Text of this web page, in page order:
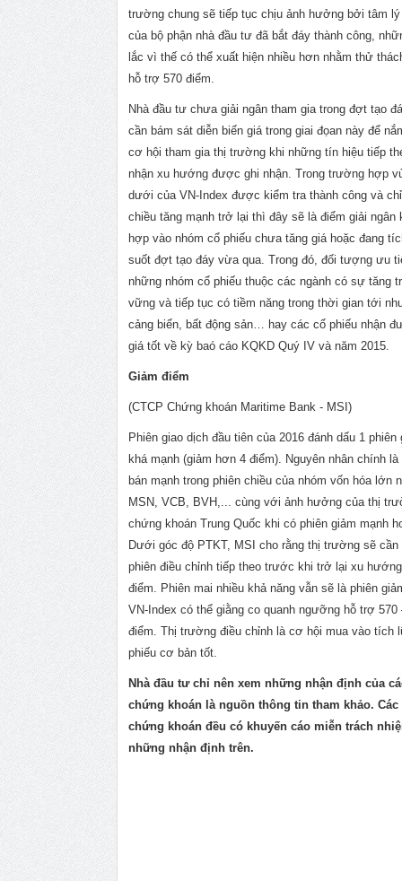
trường chung sẽ tiếp tục chịu ảnh hưởng bởi tâm
của bộ phận nhà đầu tư đã bắt đáy thành công,
lắc vì thế có thể xuất hiện nhiều hơn nhằm thử
hỗ trợ 570 điểm.
Nhà đầu tư chưa giải ngân tham gia trong đợt tạo
cần bám sát diễn biến giá trong giai đọan này để
cơ hội tham gia thị trường khi những tín hiệu tiếp
nhận xu hướng được ghi nhận. Trong trường hợp
dưới của VN-Index được kiểm tra thành công và
chiều tăng mạnh trở lại thì đây sẽ là điểm giải ngân
hợp vào nhóm cổ phiếu chưa tăng giá hoặc đang
suốt đợt tạo đáy vừa qua. Trong đó, đối tượng ưu
những nhóm cổ phiếu thuộc các ngành có sự tăng
vững và tiếp tục có tiềm năng trong thời gian tới
cảng biển, bất động sản… hay các cổ phiếu nhận
giá tốt về kỳ baó cáo KQKD Quý IV và năm 2015.
Giảm điểm
(CTCP Chứng khoán Maritime Bank - MSI)
Phiên giao dịch đầu tiên của 2016 đánh dấu 1 phiên
khá mạnh (giảm hơn 4 điểm). Nguyên nhân chính
bán mạnh trong phiên chiều của nhóm vốn hóa lớn
MSN, VCB, BVH,... cùng với ảnh hưởng của thị
chứng khoán Trung Quốc khi có phiên giảm mạnh
Dưới góc độ PTKT, MSI cho rằng thị trường sẽ cần
phiên điều chỉnh tiếp theo trước khi trở lại xu
điểm. Phiên mai nhiều khả năng vẫn sẽ là phiên
VN-Index có thể giằng co quanh ngưỡng hỗ trợ 570
điểm. Thị trường điều chỉnh là cơ hội mua vào tích
phiếu cơ bản tốt.
Nhà đầu tư chỉ nên xem những nhận định của
chứng khoán là nguồn thông tin tham khảo. Các
chứng khoán đều có khuyến cáo miễn trách
những nhận định trên.